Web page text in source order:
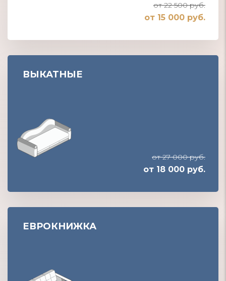
от 22 500 руб.
от 15 000 руб.
ВЫКАТНЫЕ
от 27 000 руб.
от 18 000 руб.
ЕВРОКНИЖКА